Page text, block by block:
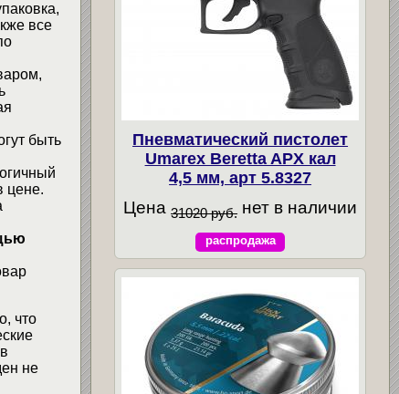
все
быть
цене.
что
не
Пневматический пистолет
Umarex Beretta APX кал
4,5 мм, арт 5.8327
Цена31020 руб. нет в наличии
распродажа